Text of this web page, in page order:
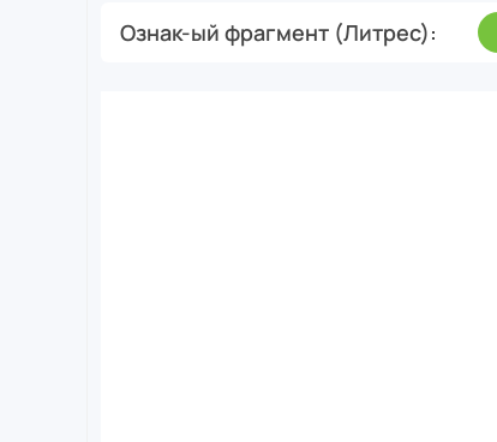
Ознак-ый фрагмент (Литрес)